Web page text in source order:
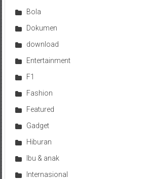
Bola
Dokumen
download
Entertainment
F1
Fashion
Featured
Gadget
Hiburan
Ibu & anak
Internasional